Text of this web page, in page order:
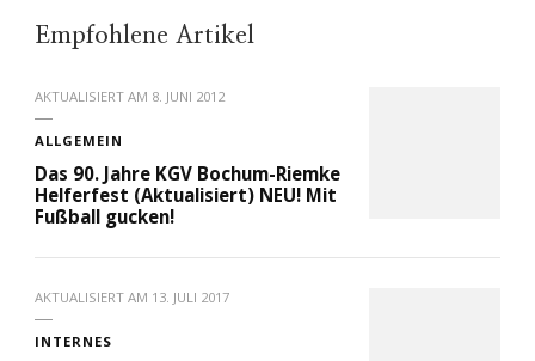
Empfohlene Artikel
AKTUALISIERT AM 8. JUNI 2012
ALLGEMEIN
Das 90. Jahre KGV Bochum-Riemke
Helferfest (Aktualisiert) NEU! Mit
Fußball gucken!
AKTUALISIERT AM 13. JULI 2017
INTERNES